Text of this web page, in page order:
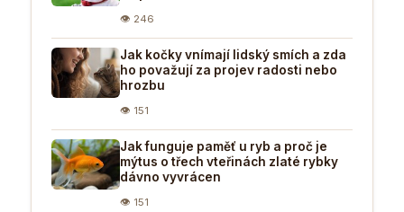
👁 246
Jak kočky vnímají lidský smích a zda
ho považují za projev radosti nebo
hrozbu
👁 151
Jak funguje paměť u ryb a proč je
mýtus o třech vteřinách zlaté rybky
dávno vyvrácen
👁 151